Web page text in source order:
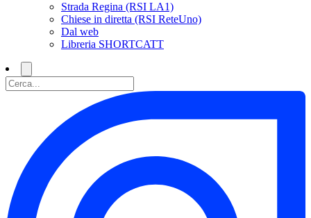
Strada Regina (RSI LA1)
Chiese in diretta (RSI ReteUno)
Dal web
Libreria SHORTCATT